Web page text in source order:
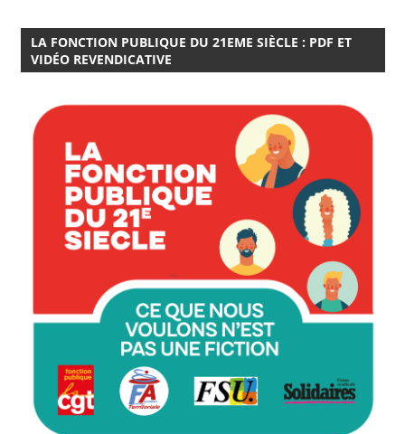
LA FONCTION PUBLIQUE DU 21EME SIÈCLE : PDF ET
VIDÉO REVENDICATIVE